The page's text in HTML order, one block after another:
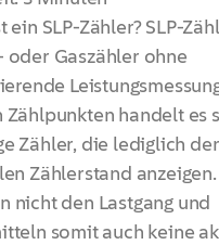
ein SLP-Zähler? SLP-
oder Gaszähler ohne
Zählpunkten handelt es
Zähler, die lediglich
Zählerstand anzeigen.
nicht den Lastgang und
somit auch keine